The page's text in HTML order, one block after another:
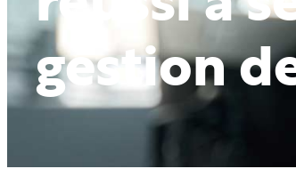
gestion